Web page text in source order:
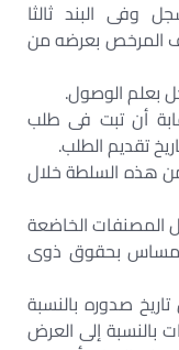
وفى البند ثالثا
المرخص بعرضه من
بعلم الوصول.
أن تبت فى طلب
تقديم الطلب.
من هذه السلطة خلال
المصنفات الخاضعة
مساس بحقوق ذوى
صدوره بالنسبة
بالنسبة إلى العرض